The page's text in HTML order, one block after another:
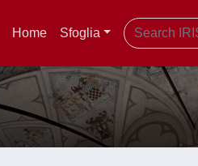
Home Sfoglia